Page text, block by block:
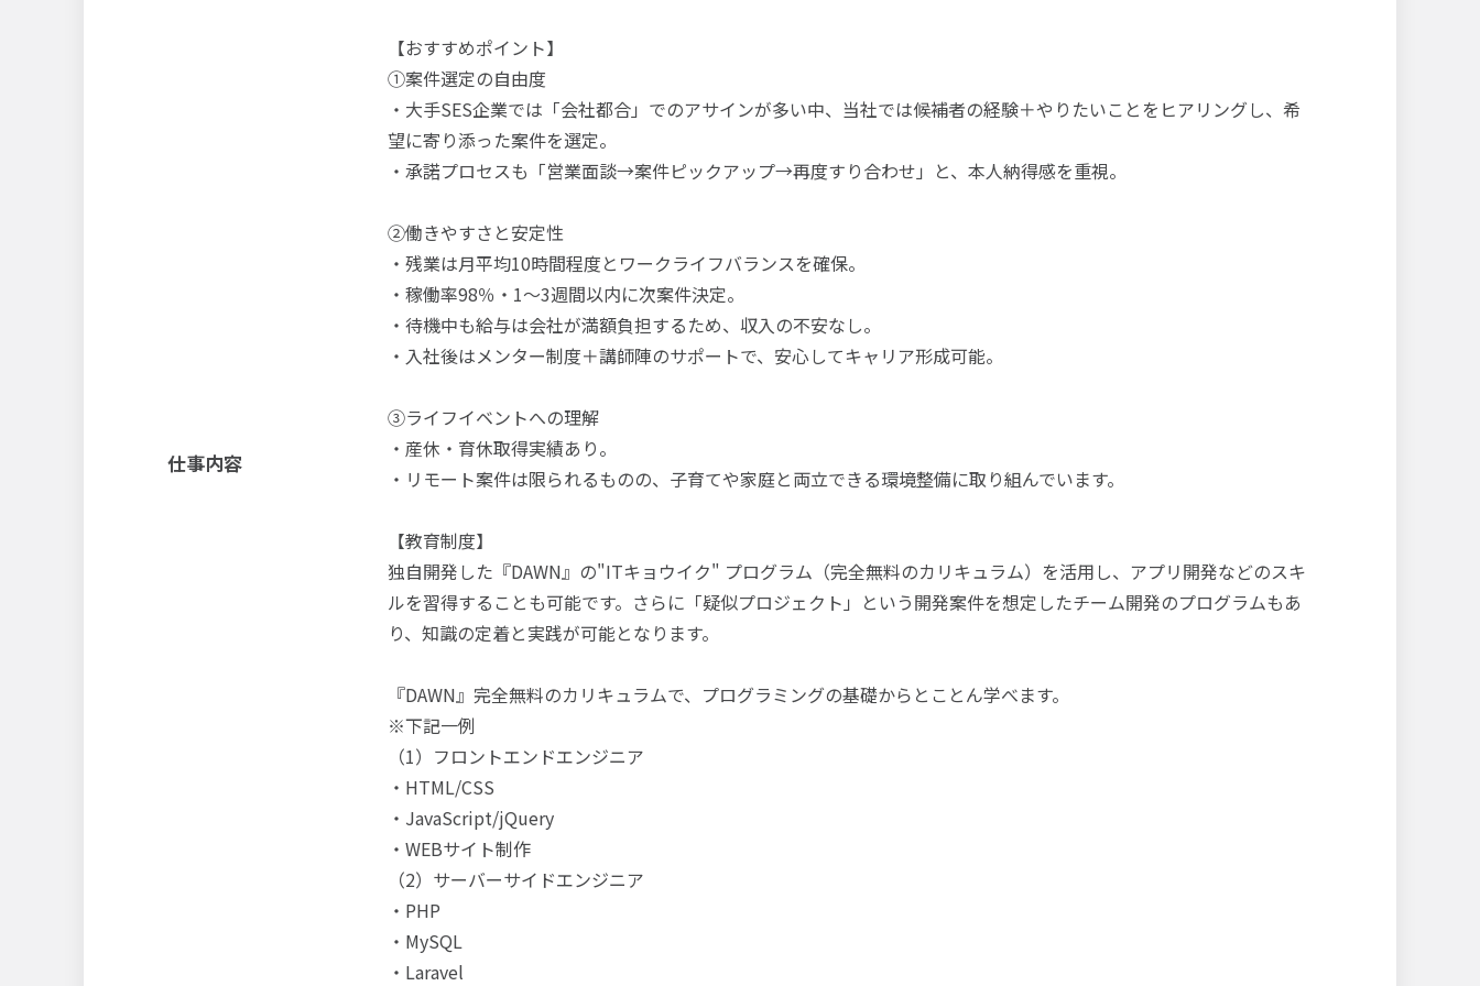
仕事内容
【おすすめポイント】
①案件選定の自由度
・大手SES企業では「会社都合」でのアサインが多い中、当社では候補者の経験＋やりたいことをヒアリングし、希
望に寄り添った案件を選定。
・承諾プロセスも「営業面談→案件ピックアップ→再度すり合わせ」と、本人納得感を重視。
②働きやすさと安定性
・残業は月平均10時間程度とワークライフバランスを確保。
・稼働率98％・1～3週間以内に次案件決定。
・待機中も給与は会社が満額負担するため、収入の不安なし。
・入社後はメンター制度＋講師陣のサポートで、安心してキャリア形成可能。
③ライフイベントへの理解
・産休・育休取得実績あり。
・リモート案件は限られるものの、子育てや家庭と両立できる環境整備に取り組んでいます。
【教育制度】
独自開発した『DAWN』の"ITキョウイク" プログラム（完全無料のカリキュラム）を活用し、アプリ開発などのスキ
ルを習得することも可能です。さらに「疑似プロジェクト」という開発案件を想定したチーム開発のプログラムもあ
り、知識の定着と実践が可能となります。
『DAWN』完全無料のカリキュラムで、プログラミングの基礎からとことん学べます。
※下記一例
（1）フロントエンドエンジニア
・HTML/CSS
・JavaScript/jQuery
・WEBサイト制作
（2）サーバーサイドエンジニア
・PHP
・MySQL
・Laravel